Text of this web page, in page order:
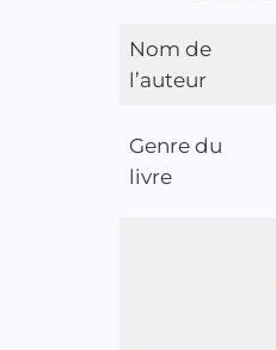
Nom de
l’auteur
Genre du
livre